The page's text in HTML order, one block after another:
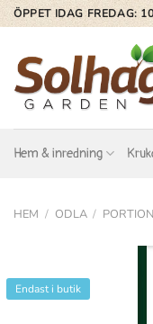
Skip
to
content
ÖPPET IDAG FREDAG:
Hem & inredning
HEM / ODLA /
Endast i butik